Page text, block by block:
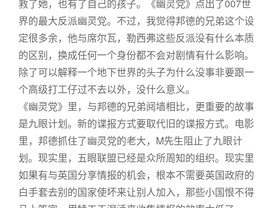
救了她，也有了自己的孩子。《幽灵党》点出了007世
界的最大反派幽灵党。不过，我觉得邦德的兄弟这个设
定很多余，他与席尔瓦，勒西弗这些反派没有什么本质
的区别，换成任何一个身份都不会对剧情有什么影响。
除了可以解释一个地下世界的头子为什么没事非要跟一
个高级打工仔过不去以外，没什么意义。
《幽灵党》里，与邦德的兄弟阋墙相比，更重要的故事
是九眼计划。新的谍报方式要取代旧的谍报方式。电影
里，邦德抓住了幽灵党的老大，M先生阻止了九眼计
划。现实里，五眼联盟已经是众所周知的组织。现实里
如果有与英国分享情报的机会，根本不需要英国政府的
白手套去别的国家使坏来让别人加入，那些小国恨不得